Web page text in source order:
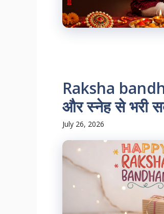
Raksha
और स्नेह से भरी
July 26, 2026